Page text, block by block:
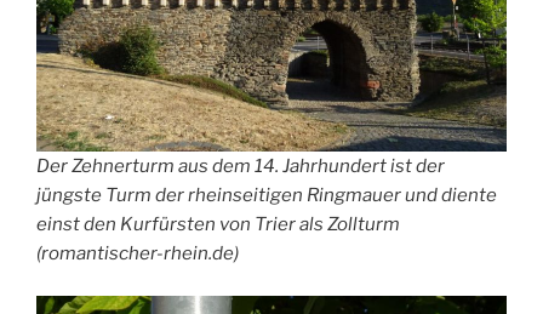
Der Zehnerturm aus dem 14. Jahrhundert ist der
jüngste Turm der rheinseitigen Ringmauer und diente
einst den Kurfürsten von Trier als Zollturm
(romantischer-rhein.de)